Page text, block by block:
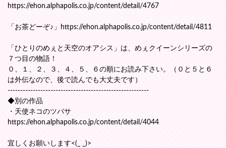
https://ehon.alphapolis.co.jp/content/detail/4767
「お茶どーぞ♪」https://ehon.alphapolis.co.jp/content/detail/4811
「ひとりのめぇと天空のオアシス」は、めぇクイーンシリーズの
７つ目の物語！
０、１、２、３、４、５、６の順にお読み下さい。（０と５と６
は外伝なので、後で読んでも大丈夫です）
--------------------------------------------------------
◆別の作品
・天使ネコのツバサ
https://ehon.alphapolis.co.jp/content/detail/4044
宜しくお願いします<(_ _)>